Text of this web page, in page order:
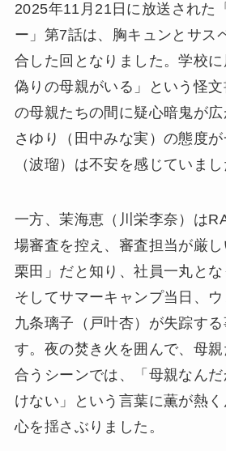
2025年11月21日に放送された
ー」第7話は、胸キュンとサス
合した回となりました。学校
偽りの母親がいる」という怪
の母親たちの間に疑心暗鬼が広
さゆり（田中みな実）の態度
（波瑠）は不安を感じていまし
一方、茉海恵（川栄李奈）は
場審査を控え、審査担当が厳
栗田」だと知り、社員一丸とな
そしてサマーキャンプ当日、
九条璃子（戸叶杏）が失踪す
す。夜の焚き火を囲んで、母
合うシーンでは、「母親なん
けない」という言葉に薫が熱
心を揺さぶりました。